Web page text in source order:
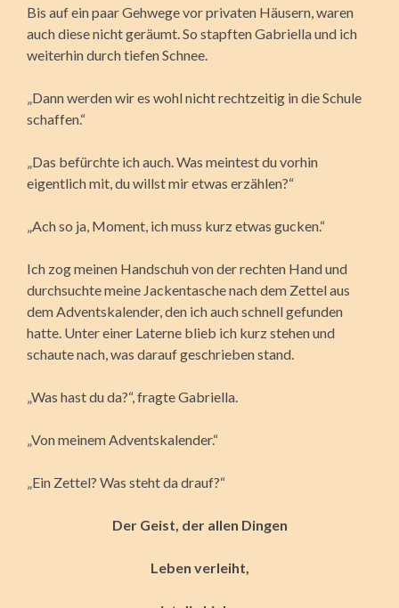
Bis auf ein paar Gehwege vor privaten Häusern, waren
auch diese nicht geräumt. So stapften Gabriella und ich
weiterhin durch tiefen Schnee.
„Dann werden wir es wohl nicht rechtzeitig in die Schule
schaffen.“
„Das befürchte ich auch. Was meintest du vorhin
eigentlich mit, du willst mir etwas erzählen?“
„Ach so ja, Moment, ich muss kurz etwas gucken.“
Ich zog meinen Handschuh von der rechten Hand und
durchsuchte meine Jackentasche nach dem Zettel aus
dem Adventskalender, den ich auch schnell gefunden
hatte. Unter einer Laterne blieb ich kurz stehen und
schaute nach, was darauf geschrieben stand.
„Was hast du da?“, fragte Gabriella.
„Von meinem Adventskalender.“
„Ein Zettel? Was steht da drauf?“
Der Geist, der allen Dingen
Leben verleiht,